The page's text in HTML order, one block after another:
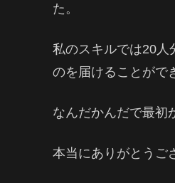
た。
私のスキルでは20人
のを届けることがで
なんだかんだで最初
本当にありがとうご